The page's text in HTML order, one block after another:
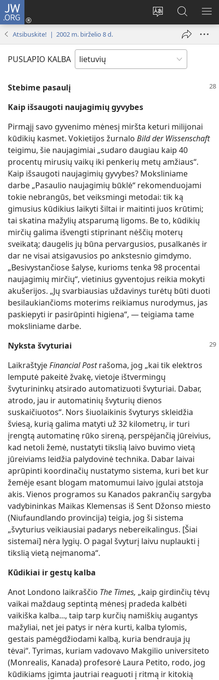
JW.ORG
Pakeisti
svetainės
Prisijungti
(atsiveria Paieška
svetainėje
JW.ORG
Atsibuskite! | 2002 m. birželio 8 d.
PUSLAPIO KALBA
Stebime pasaulį
Kaip išsaugoti naujagimių gyvybes
Pirmąjį savo gyvenimo mėnesį miršta keturi milijonai
kūdikių kasmet. Vokietijos žurnalo Bild der Wissenschaft
teigimu, šie naujagimiai „sudaro daugiau kaip 40
procentų mirusių vaikų iki penkerių metų amžiaus“.
Kaip išsaugoti naujagimių gyvybes? Moksliniame
darbe „Pasaulio naujagimių būklė“ rekomenduojami
tokie nebrangūs, bet veiksmingi metodai: tik ką
gimusius kūdikius laikyti šiltai ir maitinti juos krūtimi;
tai skatina mažylių atsparumą ligoms. Be to, kūdikių
mirčių galima išvengti stiprinant nėščių moterų
sveikatą; daugelis jų būna pervargusios, pusalkanės ir
dar ne visai atsigavusios po ankstesnio gimdymo.
„Besivystančiose šalyse, kurioms tenka 98 procentai
naujagimių mirčių“, vietinius gyventojus reikia mokyti
akušerijos. „Jų svarbiausias uždavinys turėtų būti duoti
besilaukiančioms moterims reikiamus nurodymus, jas
paskiepyti ir pasirūpinti higiena“, — teigiama tame
moksliniame darbe.
Nyksta švyturiai
LaikraštyjeFinancial Postrašoma, jog „kai tik elektros
lemputė pakeitė žvakę, vietoje ištvermingų
švyturininkų atsirado automatizuoti švyturiai. Dabar,
atrodo, jau ir automatinių švyturių dienos
suskaičiuotos“. Nors šiuolaikinis švyturys skleidžia
šviesą, kurią galima matyti už 32 kilometrų, ir turi
įrengtą automatinę rūko sireną, perspėjančią jūreivius,
kad netoli žemė, nustatyti tikslią laivo buvimo vietą
jūreiviams leidžia palydovinė technika. Dabar laivai
aprūpinti koordinačių nustatymo sistema, kuri bet kur
žemėje esant blogam matomumui laivo įgulai atstoja
akis. Vienos programos su Kanados pakrančių sargyba
vadybininkas Maikas Klemensas iš Sent Džonso miesto
(Niufaundlando provincija) teigia, jog ši sistema
„švyturius veikiausiai padarys nebereikalingus. [Šiai
sistemai] nėra lygių. O pagal švyturį laivu nuplaukti į
tikslią vietą neįmanoma“.
Kūdikiai ir gestų kalba
Anot Londono laikraščio The Times, „kaip girdinčių tėvų
vaikai maždaug septintą mėnesį pradeda kalbėti
vaikiška kalba..., taip tarp kurčių namiškių augantys
mažyliai, net jei patys ir nėra kurti, kalba tylomis,
gestais pamėgdžiodami kalbą, kuria bendrauja jų
tėvai“. Tyrimas, kuriam vadovavo Makgilio universiteto
(Monrealis, Kanada) profesorė Laura Petito, rodo, jog
kūdikiams įgimta jautriai reaguoti į ritmą ir kitokią